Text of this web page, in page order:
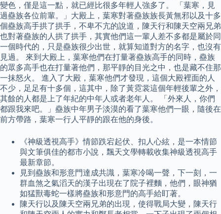
變色，僅是這一點，就已經比很多年輕人強多了。 「葉寒，見
過蠱族各位前輩。」大殿上，葉寒對著蠱族族長黃無邪以及十多
個蠱族高手拱了拱手，不卑不亢的說道，陳天行和陳天空兩兄弟
也對著蠱族的人拱了拱手，其實他們這一輩人差不多都是屬於同
一個時代的，只是蠱族很少出世，就算知道對方的名字，也沒有
見過。 來到大殿上，葉寒他們在打量著蠱族高手的同時，蠱族
的眾多高手也在打量著他們，那平靜的目光之中，也是藏不住那
一抹怒火。 進入了大殿，葉寒他們才發現，這個大殿裡面的人
不少，足足有十多個，這其中，除了黃霓裳這個年輕後輩之外，
其餘的人都是上了年紀的中年人或者老年人。 「外來人，你們
都跟我來吧。」蠱族中年男子淡漠的看了葉寒他們一眼，隨後在
前方帶路，葉寒一行人平靜的跟在他的身後。
《神級透視高手》情節跌宕起伏、扣人心絃，是一本情節
與文筆俱佳的都市小說，飄天文學轉載收集神級透視高手
最新章節。
見到蠱族和形意門達成共識，葉寒冷喝一聲，下一刻，一
群血煞之氣滔天的漢子出現在了院子裡麵，他們，眼神猶
如猛獸毒蛇一樣將蠱族和形意門的高手給盯著。
陳天行以及陳天空兩兄弟的出現，使得戰局大變，陳天行